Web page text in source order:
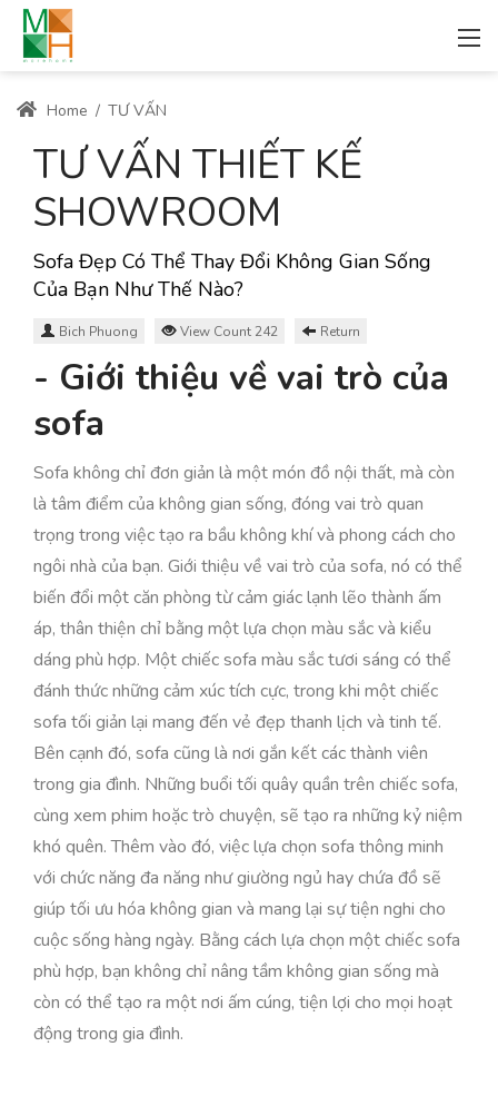
Home / TƯ VẤN
TƯ VẤN THIẾT KẾ
SHOWROOM
Sofa Đẹp Có Thể Thay Đổi Không Gian Sống
Của Bạn Như Thế Nào?
Bich Phuong View Count 242 Return
- Giới thiệu về vai trò của
sofa
Sofa không chỉ đơn giản là một món đồ nội thất, mà còn
là tâm điểm của không gian sống, đóng vai trò quan
trọng trong việc tạo ra bầu không khí và phong cách cho
ngôi nhà của bạn. Giới thiệu về vai trò của sofa, nó có thể
biến đổi một căn phòng từ cảm giác lạnh lẽo thành ấm
áp, thân thiện chỉ bằng một lựa chọn màu sắc và kiểu
dáng phù hợp. Một chiếc sofa màu sắc tươi sáng có thể
đánh thức những cảm xúc tích cực, trong khi một chiếc
sofa tối giản lại mang đến vẻ đẹp thanh lịch và tinh tế.
Bên cạnh đó, sofa cũng là nơi gắn kết các thành viên
trong gia đình. Những buổi tối quây quần trên chiếc sofa,
cùng xem phim hoặc trò chuyện, sẽ tạo ra những kỷ niệm
khó quên. Thêm vào đó, việc lựa chọn sofa thông minh
với chức năng đa năng như giường ngủ hay chứa đồ sẽ
giúp tối ưu hóa không gian và mang lại sự tiện nghi cho
cuộc sống hàng ngày. Bằng cách lựa chọn một chiếc sofa
phù hợp, bạn không chỉ nâng tầm không gian sống mà
còn có thể tạo ra một nơi ấm cúng, tiện lợi cho mọi hoạt
động trong gia đình.